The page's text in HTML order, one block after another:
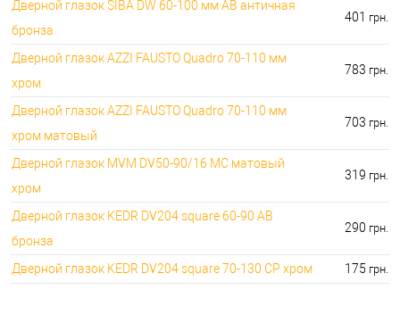
Дверной глазок SIBA DW 60-100 мм АВ античная
бронза
401 грн.
Дверной глазок AZZI FAUSTO Quadro 70-110 мм
хром
783 грн.
Дверной глазок AZZI FAUSTO Quadro 70-110 мм
хром матовый
703 грн.
Дверной глазок MVM DV50-90/16 MC матовый
хром
319 грн.
Дверной глазок KEDR DV204 square 60-90 AB
бронза
290 грн.
Дверной глазок KEDR DV204 square 70-130 СP хром 175 грн.